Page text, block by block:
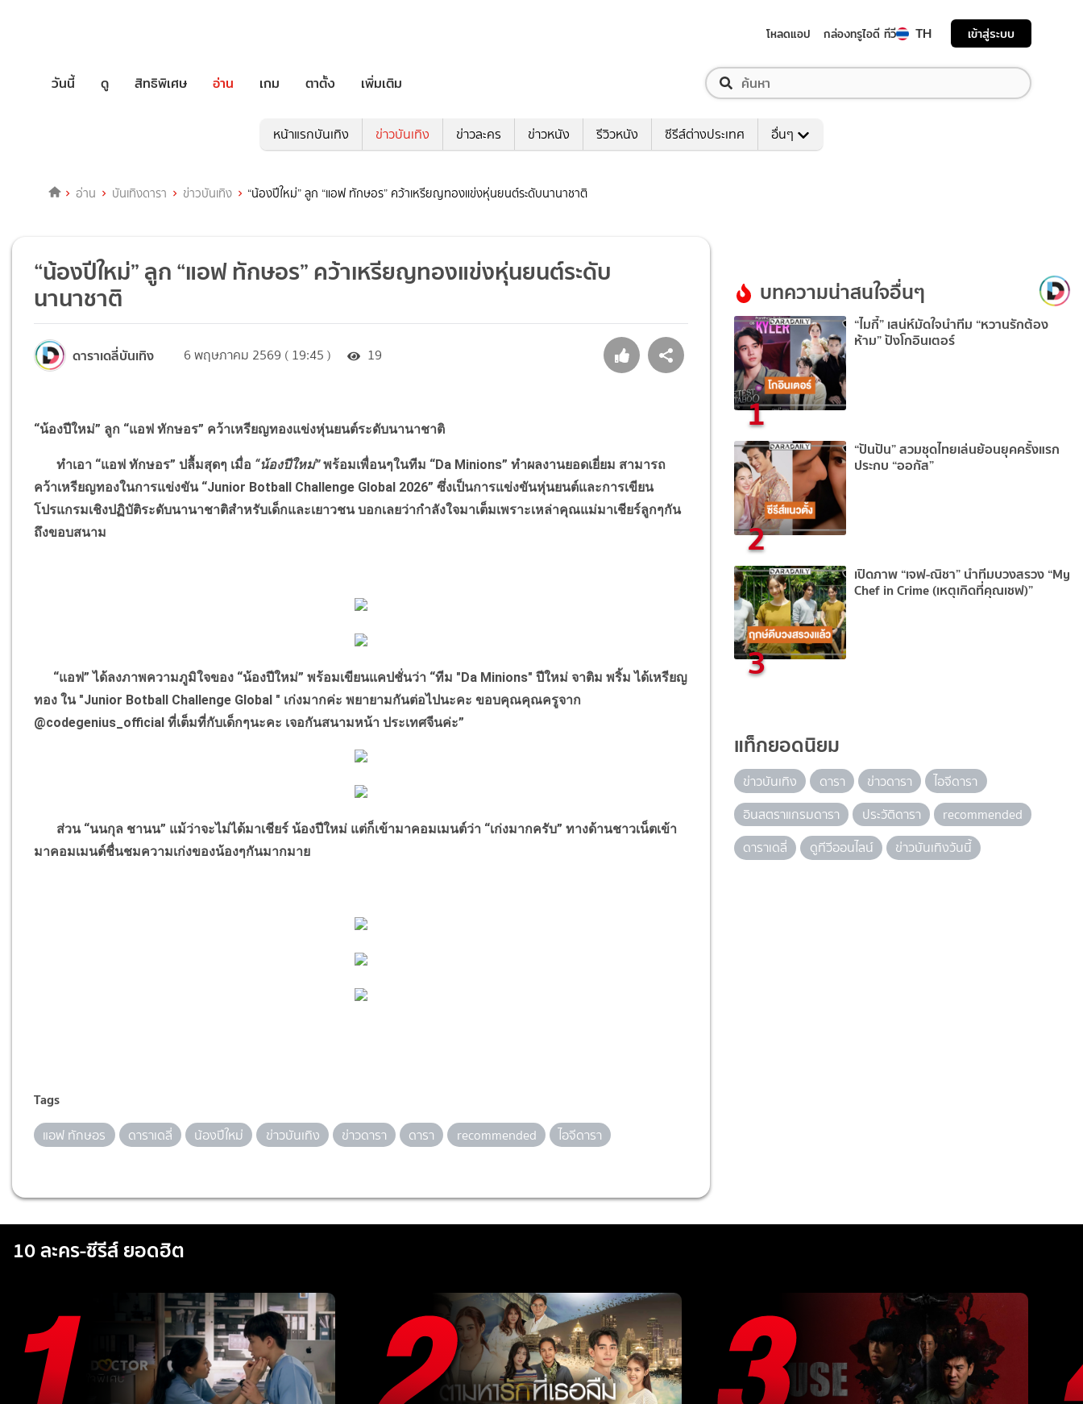
โหลดแอป กล่องทรูไอดี ทีวี TH เข้าสู่ระบบ
วันนี้ ดู สิทธิพิเศษ อ่าน เกม ตาตั้ง เพิ่มเติม
หน้าแรกบันเทิง ข่าวบันเทิง ข่าวละคร ข่าวหนัง รีวิวหนัง ซีรีส์ต่างประเทศ อื่นๆ
อ่าน บันเทิงดารา ข่าวบันเทิง “น้องปีใหม่” ลูก “แอฟ ทักษอร” คว้าเหรียญทองแข่งหุ่นยนต์ระดับนานาชาติ
“น้องปีใหม่” ลูก “แอฟ ทักษอร” คว้าเหรียญทองแข่งหุ่นยนต์ระดับ
นานาชาติ
ดาราเดลี่บันเทิง 6 พฤษภาคม 2569 ( 19:45 ) 19
“น้องปีใหม่” ลูก “แอฟ ทักษอร” คว้าเหรียญทองแข่งหุ่นยนต์ระดับนานาชาติ
ทำเอา “แอฟ ทักษอร” ปลื้มสุดๆ เมื่อ “น้องปีใหม่”พร้อมเพื่อนๆในทีม “Da Minions” ทำผลงานยอดเยี่ยม สามารถ
คว้าเหรียญทองในการแข่งขัน “Junior Botball Challenge Global 2026” ซึ่งเป็นการแข่งขันหุ่นยนต์และการเขียน
โปรแกรมเชิงปฏิบัติระดับนานาชาติสำหรับเด็กและเยาวชน บอกเลยว่ากำลังใจมาเต็มเพราะเหล่าคุณแม่มาเชียร์ลูกๆกัน
ถึงขอบสนาม
“แอฟ” ได้ลงภาพความภูมิใจของ “น้องปีใหม่” พร้อมเขียนแคปชั่นว่า “ทีม "Da Minions" ปีใหม่ จาติม พริ้ม ได้เหรียญ
ทอง ใน "Junior Botball Challenge Global " เก่งมากค่ะ พยายามกันต่อไปนะคะ ขอบคุณคุณครูจาก
@codegenius_official ที่เต็มที่กับเด็กๆนะคะ เจอกันสนามหน้า ประเทศจีนค่ะ”
ส่วน “นนกุล ชานน” แม้ว่าจะไม่ได้มาเชียร์ น้องปีใหม่ แต่ก็เข้ามาคอมเมนต์ว่า “เก่งมากครับ” ทางด้านชาวเน็ตเข้า
มาคอมเมนต์ชื่นชมความเก่งของน้องๆกันมากมาย
Tags
แอฟ ทักษอร ดาราเดลี่ น้องปีใหม่ ข่าวบันเทิง ข่าวดารา ดารา recommended ไอจีดารา
บทความน่าสนใจอื่นๆ
1
“ไมกี้” เสน่ห์มัดใจนำทีม “หวานรักต้อง
ห้าม” ปังโกอินเตอร์
2
“ปันปัน” สวมชุดไทยเล่นย้อนยุคครั้งแรก
ประกบ “ออกัส”
3
เปิดภาพ “เจฟ-ณิชา” นำทีมบวงสรวง “My
Chef in Crime (เหตุเกิดที่คุณเชฟ)”
แท็กยอดนิยม
ข่าวบันเทิง ดารา ข่าวดารา
ไอจีดารา
อินสตราแกรมดารา
ประวัติดารา
recommended
ดาราเดลี่
ดูทีวีออนไลน์ ข่าวบันเทิงวันนี้
10 ละคร-ซีรีส์ ยอดฮิต